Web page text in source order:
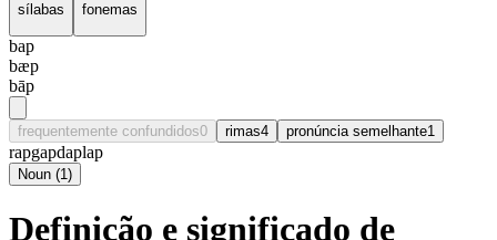
sílabas fonemas
bap
bæp
bāp
frequentemente confundidos0 rimas4 pronúncia semelhante1
rapgapdaplap
Noun (1)
Definição e significado de